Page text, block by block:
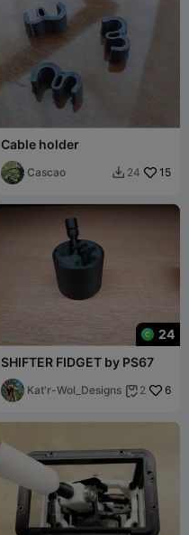
Cable holder
Cascao  24 15
24
SHIFTER FIDGET by PS67
Kat'r-Wol_Designs  2 6